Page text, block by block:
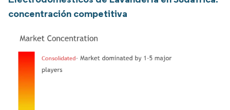
concentración competitiva